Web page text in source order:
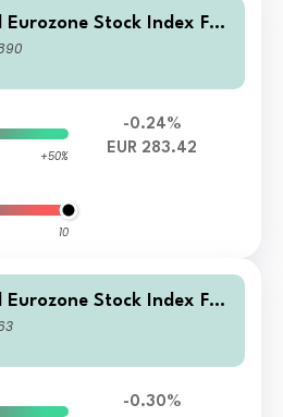
Stock Index Fun
Plus EUR Acc
+50%
10
-0.24%
EUR 283.42
Stock Index Fun
-0.30%